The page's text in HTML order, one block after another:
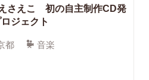
さえこ 初の自主制作CD発
ジェクト
都 音楽